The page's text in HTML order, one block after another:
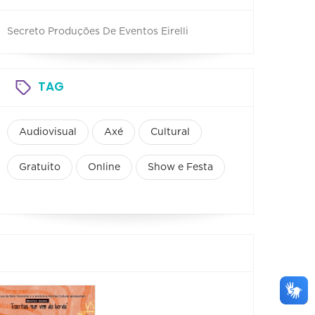
Secreto Produções De Eventos Eirelli
TAG
Audiovisual Axé Cultural
Gratuito Online Show e Festa